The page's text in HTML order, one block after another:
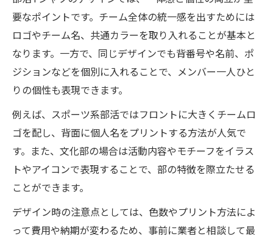
要なポイントです。チーム全体の統一感を出すためには
ロゴやチーム名、共通カラーを取り入れることが基本と
なります。一方で、同じデザインでも背番号や名前、ポ
ジションなどを個別に入れることで、メンバー一人ひと
りの個性も表現できます。
例えば、スポーツ系部活ではフロントに大きくチームロ
ゴを配し、背面に個人名をプリントする方法が人気で
す。また、文化部の場合は活動内容やモチーフをイラス
トやアイコンで表現することで、部の特徴を際立たせる
ことができます。
デザイン時の注意点としては、色数やプリント方法によ
って費用や納期が変わるため、事前に業者と相談して最